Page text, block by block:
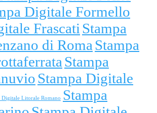
Digitale Formello
Frascati Stampa
di Roma Stampa
Stampa
Stampa Digitale
Digitale Litorale Romano
Stampa